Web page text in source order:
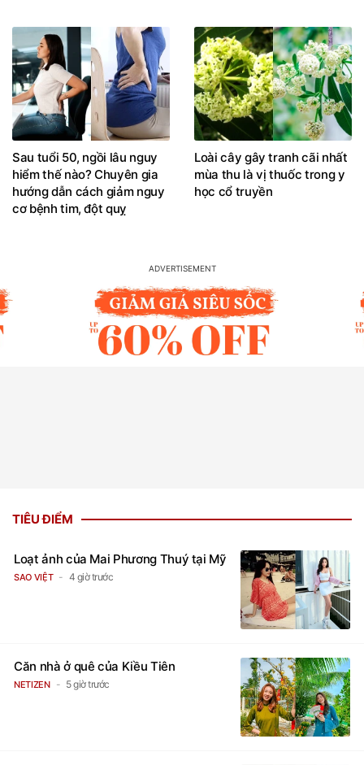
Sau tuổi 50, ngồi lâu nguy
hiểm thế nào? Chuyên gia
hướng dẫn cách giảm nguy
cơ bệnh tim, đột quỵ
Loài cây gây tranh cãi nhất
mùa thu là vị thuốc trong y
học cổ truyền
TIÊU ĐIỂM
Loạt ảnh của Mai Phương Thuý tại Mỹ
SAO VIỆT 4 giờ trước
Căn nhà ở quê của Kiều Tiên
NETIZEN 5 giờ trước